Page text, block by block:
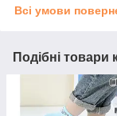
Всі умови
Подібні товари